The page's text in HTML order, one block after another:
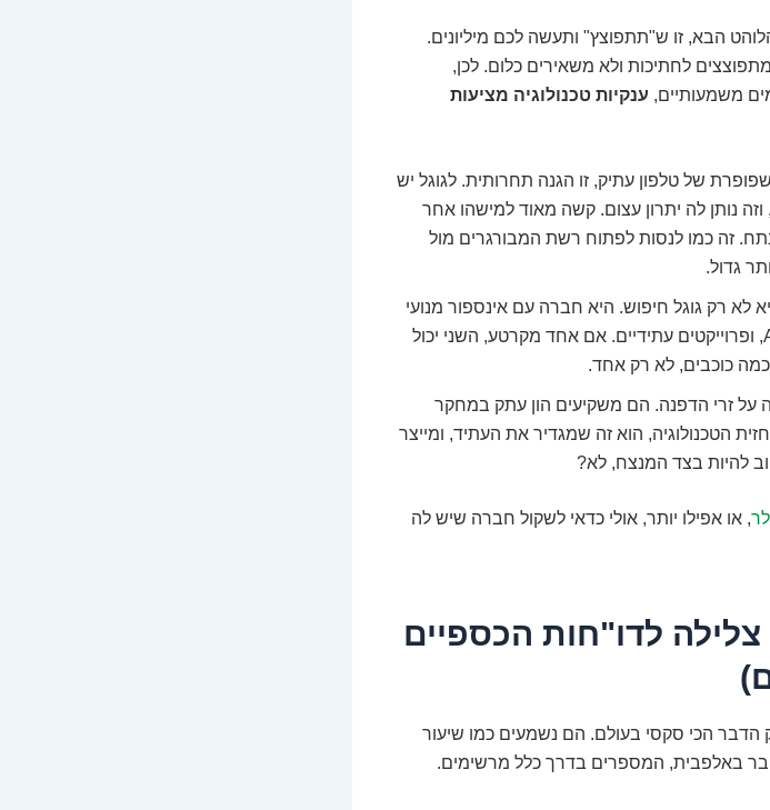
הבא, זו ש"תתפוצץ" ותעשה לכם מיליונים.
לחתיכות ולא משאירים כלום. לכן,
משמעותיים, ענקיות טכנולוגיה מציעות
של טלפון עתיק, זו הגנה תחרותית. לגוגל יש
נותן לה יתרון עצום. קשה מאוד למישהו אחר
זה כמו לנסות לפתוח רשת המבורגרים מול
גדול.
לא רק גוגל חיפוש. היא חברה עם אינספור מנועי
צמיחה פוטנציאליים – ענן, יוטיוב, AI, ופרוייקטים עתידיים. אם אחד מקרטע, השני יכול
כמה כוכבים, לא רק אחד.
על זרי הדפנה. הם משקיעים הון עתק במחקר
הטכנולוגיה, הוא זה שמגדיר את העתיד, ומייצר
להיות בצד המנצח, לא?
, או אפילו יותר, אולי כדאי לשקול חברה שיש לה
לדו"חות הכספיים
הדבר הכי סקסי בעולם. הם נשמעים כמו שיעור
באלפבית, המספרים בדרך כלל מרשימים.